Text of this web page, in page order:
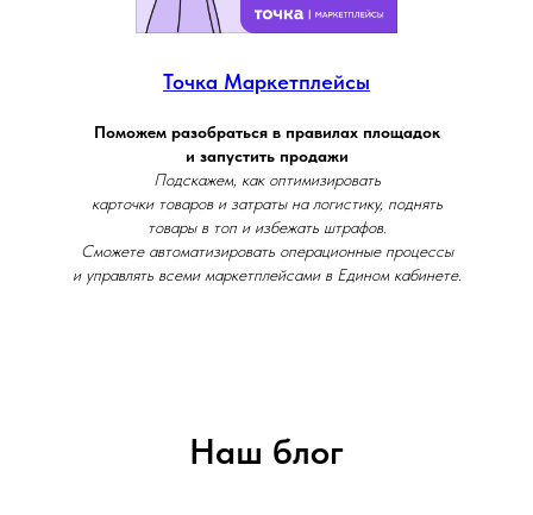
Точка Маркетплейсы
Поможем разобраться в правилах площадок
и запустить продажи
Подскажем, как оптимизировать
карточки товаров и затраты на логистику, поднять
товары в топ и избежать штрафов.
Сможете автоматизировать операционные процессы
и управлять всеми маркетплейсами в Едином кабинете.
Наш блог
Рассчитать стоимость
+7 (904) 953-39-70
Отзывы